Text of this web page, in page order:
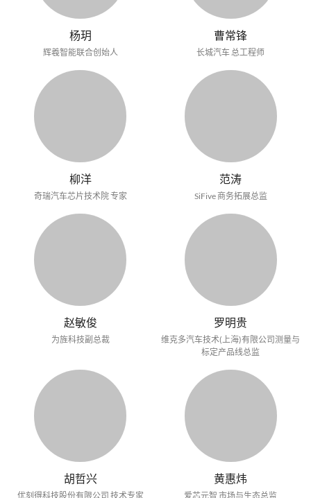
杨玥
辉羲智能联合创始人
曹常锋
长城汽车 总工程师
柳洋
奇瑞汽车芯片技术院 专家
范涛
SiFive 商务拓展总监
赵敏俊
为旌科技副总裁
罗明贵
维克多汽车技术(上海)有限公司测量与
标定产品线总监
胡哲兴
优刻得科技股份有限公司 技术专家
黄惠炜
爱芯元智 市场与生态总监